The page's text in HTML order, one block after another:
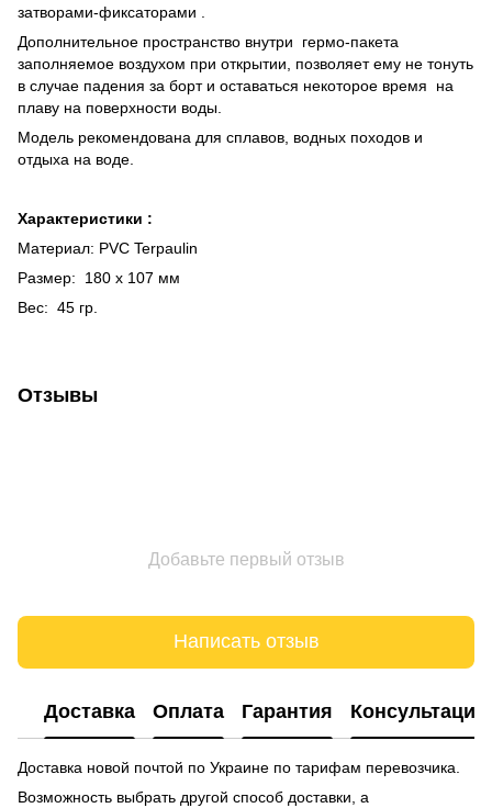
затворами-фиксаторами .
Дополнительное пространство внутри гермо-пакета
заполняемое воздухом при открытии, позволяет ему не тонуть
в случае падения за борт и оставаться некоторое время на
плаву на поверхности воды.
Модель рекомендована для сплавов, водных походов и
отдыха на воде.
Характеристики :
Материал: PVC Terpaulin
Размер: 180 х 107 мм
Вес: 45 гр.
Отзывы
Добавьте первый отзыв
Написать отзыв
Доставка Оплата Гарантия Консультация
Доставка новой почтой по Украине по тарифам перевозчика.
Возможность выбрать другой способ доставки, а